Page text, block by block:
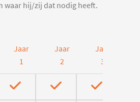
waar hij/zij dat nodig heeft.
Jaar
1
Jaar
2
Jaar
3